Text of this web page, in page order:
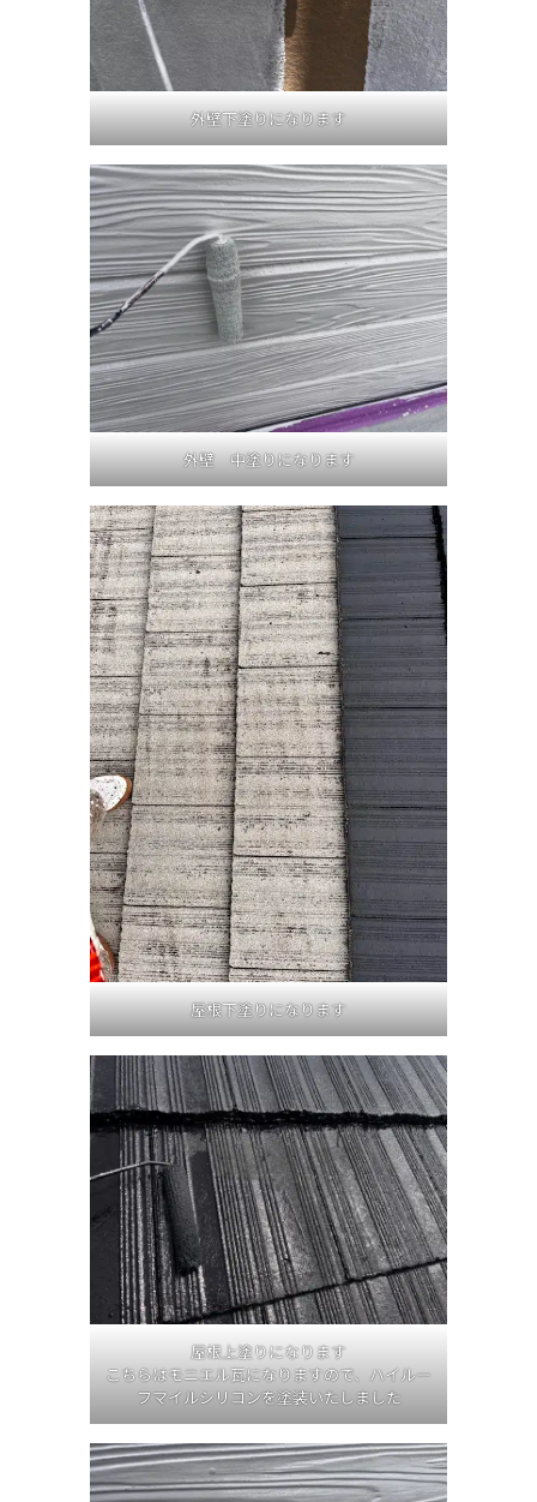
外壁下塗りになります
外壁 中塗りになります
屋根下塗りになります
屋根上塗りになります
こちらはモニエル瓦になりますので、ハイルー
フマイルシリコンを塗装いたしました